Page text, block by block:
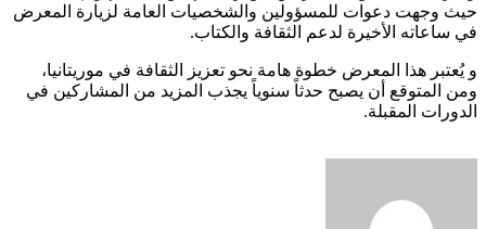
حيث وجهت دعوات للمسؤولين والشخصيات العامة لزيارة المعرض
في ساعاته الأخيرة لدعم الثقافة والكتاب.
و يُعتبر هذا المعرض خطوة هامة نحو تعزيز الثقافة في موريتانيا،
ومن المتوقع أن يصبح حدثاً سنوياً يجذب المزيد من المشاركين في
الدورات المقبلة.